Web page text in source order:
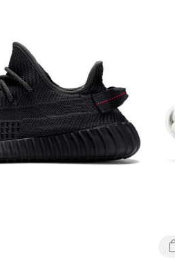
наложенного платежа
отдельно от стоимости
занимает 1-3 суток от
заказа. Товар можно
случае, если что-то не
абсолютно бесплатно
отделении почты!
от реального!